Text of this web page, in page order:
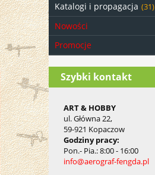
Katalogi i propagacja (31)
Nowości
Promocje
Szybki kontakt
ART & HOBBY
ul. Główna 22,
59-921 Kopaczow
Godziny pracy:
Pon.- Pia.: 8:00 - 16:00
info@aerograf-fengda.pl